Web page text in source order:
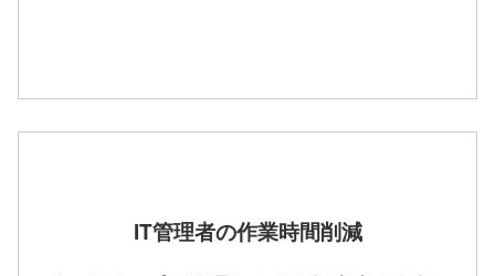
IT管理者の作業時間削減